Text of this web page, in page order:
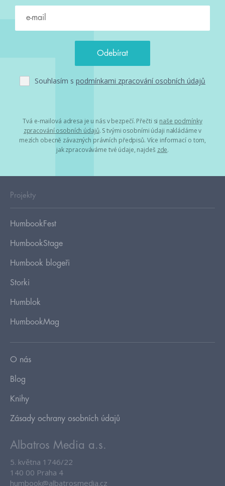
Souhlasím s podmínkami zpracování osobních údajů
Tvá e-mailová adresa je u nás v bezpečí. Přečti si naše podmínky
zpracování osobních údajů. S tvými osobními údaji nakládáme v
mezích obecně závazných právních předpisů. Více informací o tom,
jak zpracováváme tvé údaje, najdeš zde.
Projekty
HumbookFest
HumbookStage
Humbook blogeři
Storki
Humblok
HumbookMag
O nás
Blog
Knihy
Zásady ochrany osobních údajů
Albatros Media a.s.
5. května 1746/22
140 00 Praha 4
humbook@albatrosmedia.cz